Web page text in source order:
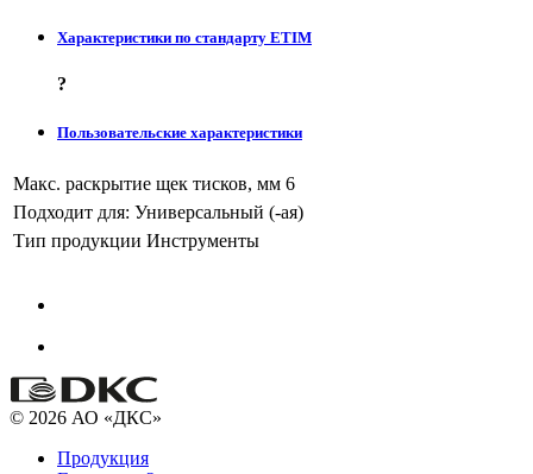
Характеристики по стандарту ETIM
?
Пользовательские характеристики
Макс. раскрытие щек тисков, мм 6
Подходит для: Универсальный (-ая)
Тип продукции Инструменты
© 2026 АО «ДКС»
Продукция